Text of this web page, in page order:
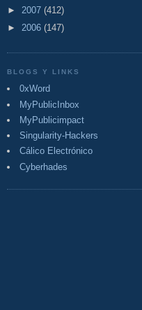
► 2007 (412)
► 2006 (147)
BLOGS Y LINKS
0xWord
MyPublicInbox
MyPublicimpact
Singularity-Hackers
Cálico Electrónico
Cyberhades